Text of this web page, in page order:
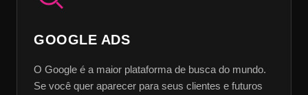
GOOGLE ADS
O Google é a maior plataforma de busca do mundo.
Se você quer aparecer para seus clientes e futuros